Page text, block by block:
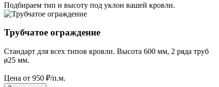
Подбираем тип и высоту под уклон вашей кровли.
Трубчатое ограждение
Стандарт для всех типов кровли. Высота 600 мм, 2 ряда труб
ø25 мм.
Цена от 950 ₽/п.м.